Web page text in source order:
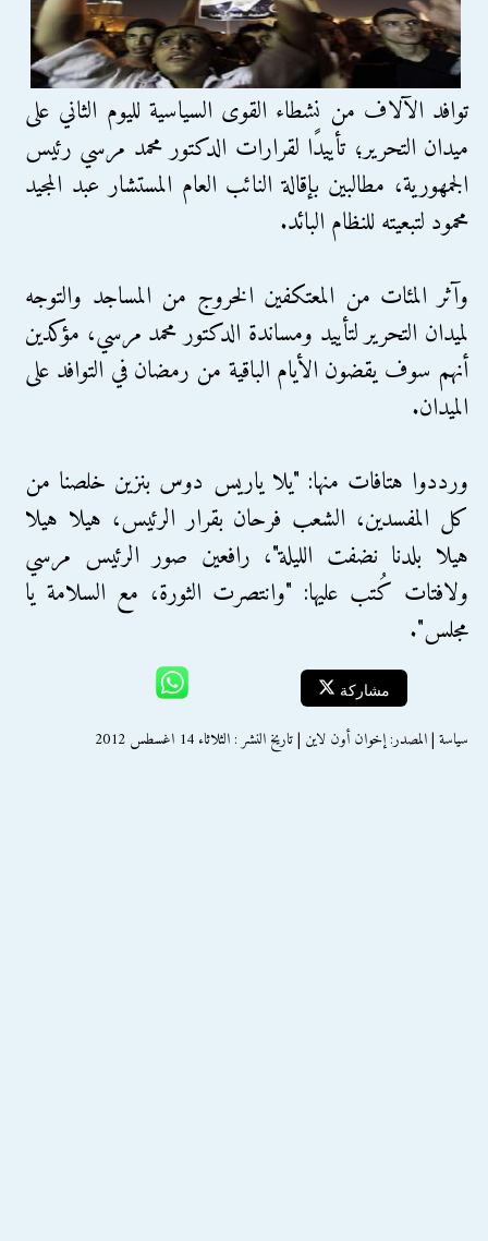
توافد الآلاف من نشطاء القوى السياسية لليوم الثاني على
ميدان التحرير؛ تأييدًا لقرارات الدكتور محمد مرسي رئيس
الجمهورية، مطالبين بإقالة النائب العام المستشار عبد المجيد
محمود لتبعيته للنظام البائد.
وآثر المئات من المعتكفين الخروج من المساجد والتوجه
لميدان التحرير لتأييد ومساندة الدكتور محمد مرسي، مؤكدين
أنهم سوف يقضون الأيام الباقية من رمضان في التوافد على
الميدان.
ورددوا هتافات منها: "يلا ياريس دوس بنزين خلصنا من
كل المفسدين، الشعب فرحان بقرار الرئيس، هيلا هيلا
هيلا بلدنا نضفت الليلة"، رافعين صور الرئيس مرسي
ولافتات كُتب عليها: "وانتصرت الثورة، مع السلامة يا
مجلس".
مشاركة
سياسة | المصدر: إخوان أون لاين | تاريخ النشر : الثلاثاء 14 اغسطس 2012